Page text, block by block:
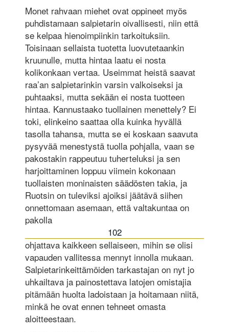
Monet rahvaan miehet ovat oppineet myös
puhdistamaan salpietarin oivallisesti, niin että
se kelpaa hienoimpiinkin tarkoituksiin.
Toisinaan sellaista tuotetta luovutetaankin
kruunulle, mutta hintaa laatu ei nosta
kolikonkaan vertaa. Useimmat heistä saavat
raa’an salpietarinkin varsin valkoiseksi ja
puhtaaksi, mutta sekään ei nosta tuotteen
hintaa. Kannustaako tuollainen menettely? Ei
toki, elinkeino saattaa olla kuinka hyvällä
tasolla tahansa, mutta se ei koskaan saavuta
pysyvää menestystä tuolla pohjalla, vaan se
pakostakin rappeutuu tuherteluksi ja sen
harjoittaminen loppuu viimein kokonaan
tuollaisten moninaisten säädösten takia, ja
Ruotsin on tuleviksi ajoiksi jäätävä siihen
onnettomaan asemaan, että valtakuntaa on
pakolla
102
ohjattava kaikkeen sellaiseen, mihin se olisi
vapauden vallitessa mennyt innolla mukaan.
Salpietarinkeittämöiden tarkastajan on nyt jo
uhkailtava ja painostettava latojen omistajia
pitämään huolta ladoistaan ja hoitamaan niitä,
minkä he ovat ennen tehneet omasta
aloitteestaan.